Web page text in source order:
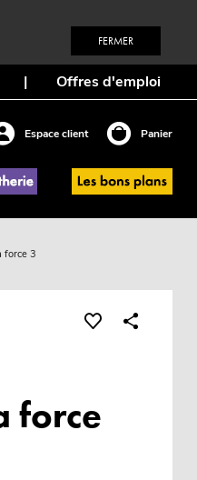
FERMER
| Offres d'emploi
Espace client Panier
force 3
force